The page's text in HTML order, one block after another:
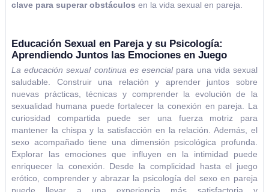
clave para superar obstáculos en la vida sexual en pareja.
Educación Sexual en Pareja y su Psicología:
Aprendiendo Juntos las Emociones en Juego
La educación sexual continua es esencialpara una vida sexual
saludable. Construir una relación y aprender juntos sobre
nuevas prácticas, técnicas y comprender la evolución de la
sexualidad humana puede fortalecer la conexión en pareja. La
curiosidad compartida puede ser una fuerza motriz para
mantener la chispa y la satisfacción en la relación. Además, el
sexo acompañado tiene una dimensión psicológica profunda.
Explorar las emociones que influyen en la intimidad puede
enriquecer la conexión. Desde la complicidad hasta el juego
erótico, comprender y abrazar la psicología del sexo en pareja